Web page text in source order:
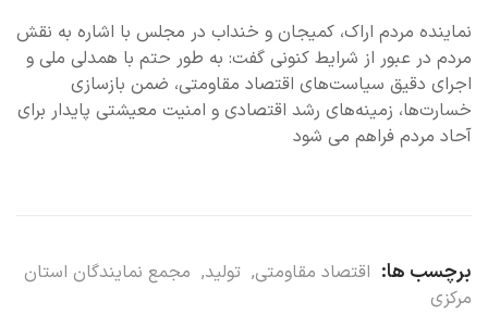
نماینده مردم اراک، کمیجان و خنداب در مجلس با اشاره به نقش
مردم در عبور از شرایط کنونی گفت: به طور حتم با همدلی ملی و
اجرای دقیق سیاست‌های اقتصاد مقاومتی، ضمن بازسازی
خسارت‌ها، زمینه‌های رشد اقتصادی و امنیت معیشتی پایدار برای
آحاد مردم فراهم می شود
برچسب ها: اقتصاد مقاومتی, تولید, مجمع نمایندگان استان
مرکزی